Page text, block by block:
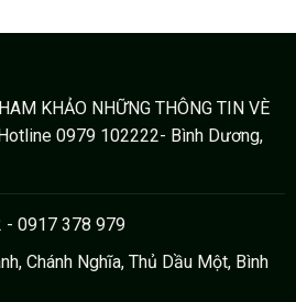
KHẢO NHỮNG THÔNG TIN VÈ
0979 102222- Bình Dương,
- 0917 378 979
Chánh Nghĩa, Thủ Dầu Một, Bình